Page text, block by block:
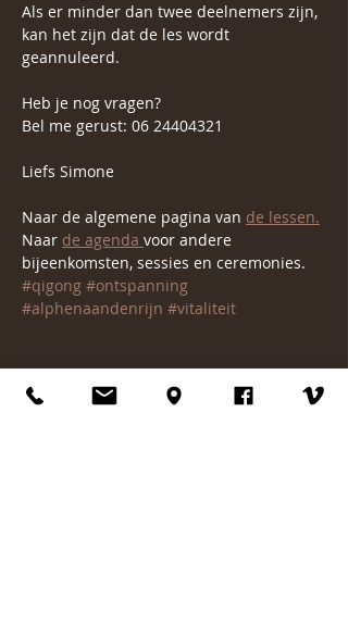
Als er minder dan twee deelnemers zijn,
kan het zijn dat de les wordt
geannuleerd.
Heb je nog vragen?
Bel me gerust: 06 24404321
Liefs Simone
Naar de algemene pagina van de lessen.
Naar de agenda voor andere
bijeenkomsten, sessies en ceremonies.
#qigong #ontspanning
#alphenaandenrijn #vitaliteit